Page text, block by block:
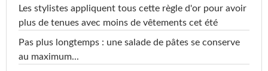
Les stylistes appliquent tous cette règle d'or pour avoir
plus de tenues avec moins de vêtements cet été
Pas plus longtemps : une salade de pâtes se conserve
au maximum...